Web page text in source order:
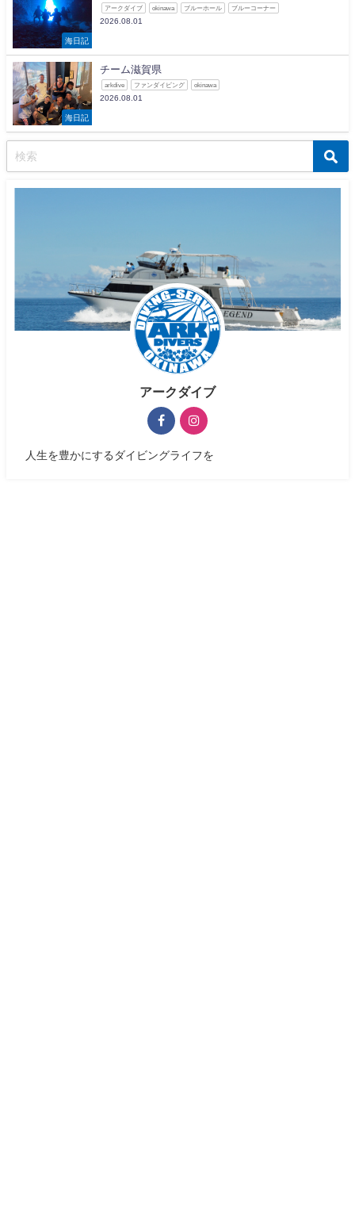
海日記
アークダイブ okinawa ブルーホール ブルーコーナー
2026.08.01
海日記
チーム滋賀県
arkdive ファンダイビング okinawa
2026.08.01
アークダイブ
人生を豊かにするダイビングライフを